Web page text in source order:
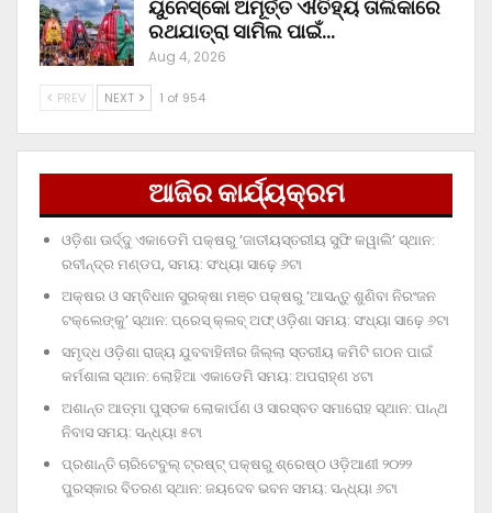
ୟୁନେସ୍କୋ ଅମୂର୍ତ୍ତ ଐତିହ୍ୟ ତାଲିକାରେ
ରଥଯାତ୍ରା ସାମିଲ ପାଇଁ…
Aug 4, 2026
PREV NEXT 1 of 954
ଆଜିର କାର୍ଯ୍ୟକ୍ରମ
ଓଡ଼ିଶା ଊର୍ଦ୍ଦୁ ଏକାଡେମି ପକ୍ଷରୁ ‘ଜାତୀୟସ୍ତରୀୟ ସୁଫି କୱାଲି’ ସ୍ଥାନ:
ରବୀନ୍ଦ୍ର ମଣ୍ଡପ, ସମୟ: ସଂଧ୍ୟା ସାଢ଼େ ୬ଟା
ଅକ୍ଷର ଓ ସମ୍ବିଧାନ ସୁରକ୍ଷା ମଞ୍ଚ ପକ୍ଷରୁ ‘ଆସନ୍ତୁ ଶୁଣିବା ନିରଂଜନ
ଟକ୍‌ଲେଙ୍କୁ’ ସ୍ଥାନ: ପ୍ରେସ୍‌ କ୍ଲବ୍‌ ଅଫ୍‌ ଓଡ଼ିଶା ସମୟ: ସଂଧ୍ୟା ସାଢ଼େ ୬ଟା
ସମୃଦ୍ଧ ଓଡ଼ିଶା ରାଜ୍ୟ ଯୁବବାହିନୀର ଜିଲ୍ଲା ସ୍ତରୀୟ କମିଟି ଗଠନ ପାଇଁ
କର୍ମଶାଳା ସ୍ଥାନ: ଲୋହିଆ ଏକାଡେମି ସମୟ: ଅପରାହ୍‌ଣ ୪ଟା
ଅଶାନ୍ତ ଆତ୍ମା ପୁସ୍ତକ ଲୋକାର୍ପଣ ଓ ସାରସ୍ବତ ସମାରୋହ ସ୍ଥାନ: ପାନ୍ଥ
ନିବାସ ସମୟ: ସନ୍ଧ୍ୟା ୫ଟା
ପ୍ରଶାନ୍ତି ଚାରିଟେବୁଲ୍‌ ଟ୍ରଷ୍ଟ୍‌ ପକ୍ଷରୁ ଶ୍ରେଷ୍ଠ ଓଡ଼ିଆଣୀ ୨୦୨୨
ପୁରସ୍କାର ବିତରଣ ସ୍ଥାନ: ଜୟଦେବ ଭବନ ସମୟ: ସନ୍ଧ୍ୟା ୬ଟା